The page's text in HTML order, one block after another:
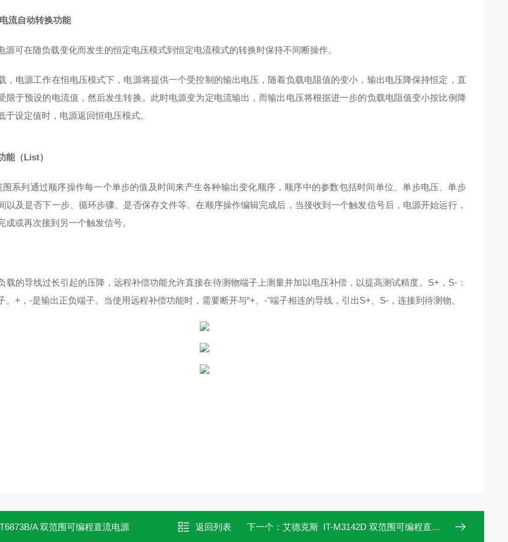
流自动转换功能
源可在随负载变化而发生的恒定电压模式到恒定电流模式的转换时保持不间断操作。
，电源工作在恒电压模式下，电源将提供一个受控制的输出电压，随着负载电阻值的变小，输出电压降保持恒定，直
限于预设的电流值，然后发生转换。此时电源变为定电流输出，而输出电压将根据进一步的负载电阻值变小按比例降
于设定值时，电源返回恒电压模式。
能（List）
围系列通过顺序操作每一个单步的值及时间来产生各种输出变化顺序，顺序中的参数包括时间单位、单步电压、单步
以及是否下一步、循环步骤、是否保存文件等。在顺序操作编辑完成后，当接收到一个触发信号后，电源开始运行，
成或再次接到另一个触发信号。
载的导线过长引起的压降，远程补偿功能允许直接在待测物端子上测量并加以电压补偿，以提高测试精度。S+，S-：
。+，-是输出正负端子。当使用远程补偿功能时，需要断开与“+、-"端子相连的导线，引出S+、S-，连接到待测物。
A 双范围可编程直流电源 返回列表 下一个： 艾德克斯 IT-M3142D 双范围可编程直流电源